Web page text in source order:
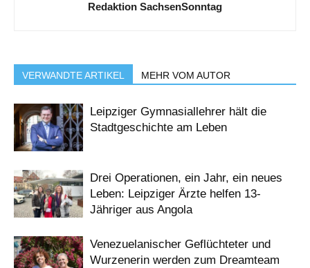
Redaktion SachsenSonntag
VERWANDTE ARTIKEL MEHR VOM AUTOR
Leipziger Gymnasiallehrer hält die
Stadtgeschichte am Leben
Drei Operationen, ein Jahr, ein neues
Leben: Leipziger Ärzte helfen 13-
Jähriger aus Angola
Venezuelanischer Geflüchteter und
Wurzenerin werden zum Dreamteam